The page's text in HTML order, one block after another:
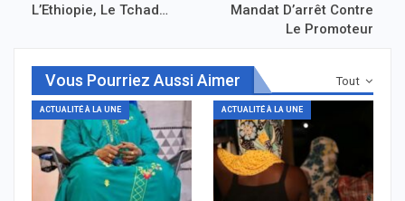
L’Ethiopie, Le Tchad…
Mandat D’arrêt Contre
Le Promoteur
Tout
Vous Pourriez Aussi Aimer
ACTUALITÉ À LA UNE ACTUALITÉ À LA UNE